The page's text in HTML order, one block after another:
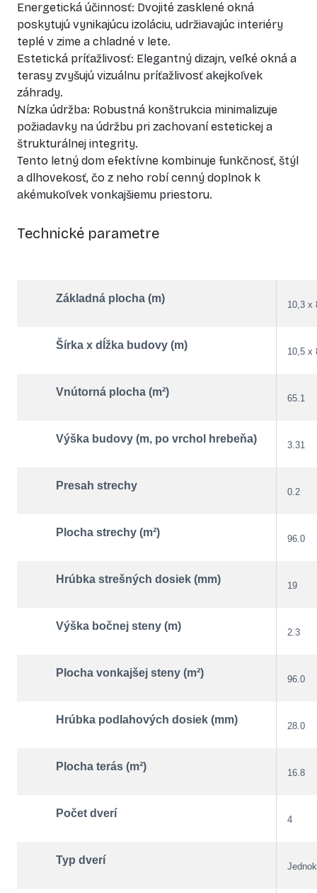
Energetická účinnosť: Dvojité zasklené okná
poskytujú vynikajúcu izoláciu, udržiavajúc interiéry
teplé v zime a chladné v lete.
Estetická príťažlivosť: Elegantný dizajn, veľké okná a
terasy zvyšujú vizuálnu príťažlivosť akejkoľvek
záhrady.
Nízka údržba: Robustná konštrukcia minimalizuje
požiadavky na údržbu pri zachovaní estetickej a
štrukturálnej integrity.
Tento letný dom efektívne kombinuje funkčnosť, štýl
a dlhovekosť, čo z neho robí cenný doplnok k
akémukoľvek vonkajšiemu priestoru.
Technické parametre
Základná plocha (m)
10,3 x
Šírka x dĺžka budovy (m)
10,5 x
Vnútorná plocha (m²)
65.1
Výška budovy (m, po vrchol hrebeňa)
3.31
Presah strechy
0.2
Plocha strechy (m²)
96.0
Hrúbka strešných dosiek (mm)
19
Výška bočnej steny (m)
2.3
Plocha vonkajšej steny (m²)
96.0
Hrúbka podlahových dosiek (mm)
28.0
Plocha terás (m²)
16.8
Počet dverí
4
Typ dverí